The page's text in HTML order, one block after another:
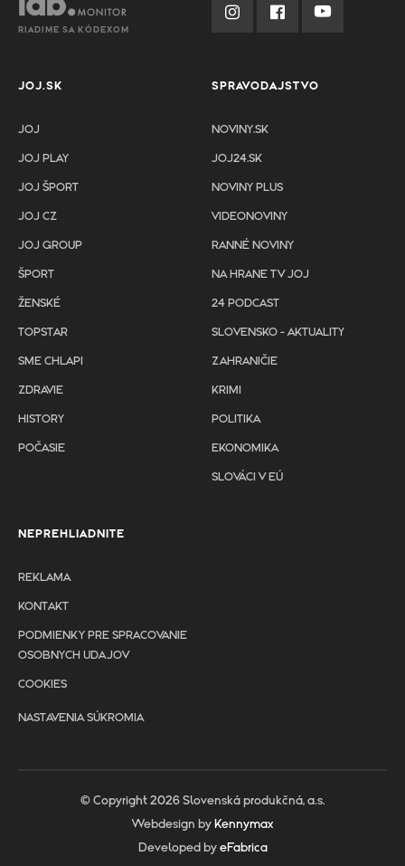
RIADIME SA KÓDEXOM
JOJ.SK
JOJ
JOJ PLAY
JOJ ŠPORT
JOJ CZ
JOJ GROUP
ŠPORT
ŽENSKÉ
TOPSTAR
SME CHLAPI
ZDRAVIE
HISTORY
POČASIE
SPRAVODAJSTVO
NOVINY.SK
JOJ24.SK
NOVINY PLUS
VIDEONOVINY
RANNÉ NOVINY
NA HRANE TV JOJ
24 PODCAST
SLOVENSKO - AKTUALITY
ZAHRANIČIE
KRIMI
POLITIKA
EKONOMIKA
SLOVÁCI V EÚ
NEPREHLIADNITE
REKLAMA
KONTAKT
PODMIENKY PRE SPRACOVANIE
OSOBNYCH UDAJOV
COOKIES
NASTAVENIA SÚKROMIA
© Copyright 2026 Slovenská produkčná, a.s.
Webdesign by Kennymax
Developed by eFabrica